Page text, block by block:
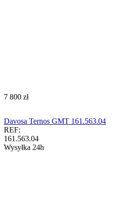
‍7 800‍ zł
Davosa Ternos GMT 161.563.04
REF:
161.563.04
Wysyłka 24h